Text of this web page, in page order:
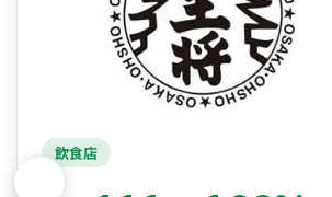
飲食店